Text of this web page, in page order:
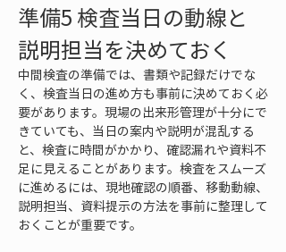
準備5 検査当日の動線と
説明担当を決めておく
中間検査の準備では、書類や記録だけでな
く、検査当日の進め方も事前に決めておく必
要があります。現場の出来形管理が十分にで
きていても、当日の案内や説明が混乱する
と、検査に時間がかかり、確認漏れや資料不
足に見えることがあります。検査をスムーズ
に進めるには、現地確認の順番、移動動線、
説明担当、資料提示の方法を事前に整理して
おくことが重要です。